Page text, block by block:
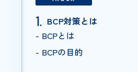
BCP対策とは
BCPとは
BCPの目的